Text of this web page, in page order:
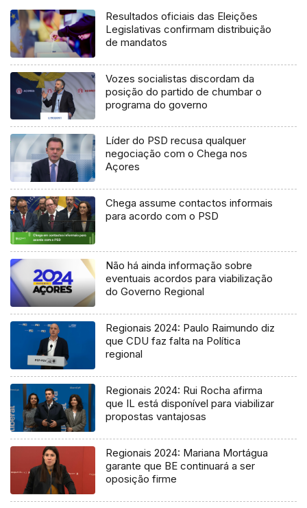
Resultados oficiais das Eleições
Legislativas confirmam distribuição
de mandatos
Vozes socialistas discordam da
posição do partido de chumbar o
programa do governo
Líder do PSD recusa qualquer
negociação com o Chega nos
Açores
Chega assume contactos informais
para acordo com o PSD
Não há ainda informação sobre
eventuais acordos para viabilização
do Governo Regional
Regionais 2024: Paulo Raimundo diz
que CDU faz falta na Política
regional
Regionais 2024: Rui Rocha afirma
que IL está disponível para viabilizar
propostas vantajosas
Regionais 2024: Mariana Mortágua
garante que BE continuará a ser
oposição firme